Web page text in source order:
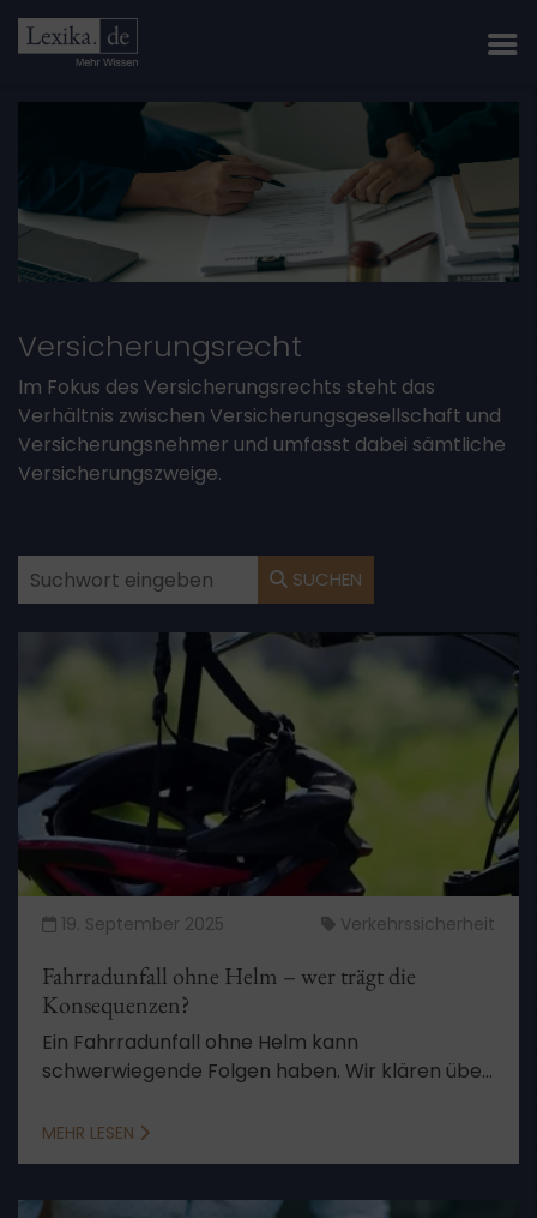
Versicherungsrecht
Im Fokus des Versicherungsrechts steht das
Verhältnis zwischen Versicherungsgesellschaft und
Versicherungsnehmer und umfasst dabei sämtliche
Versicherungszweige.
SUCHEN
19. September 2025 Verkehrssicherheit
Fahrradunfall ohne Helm – wer trägt die
Konsequenzen?
Ein Fahrradunfall ohne Helm kann
schwerwiegende Folgen haben. Wir klären über
MEHR LESEN